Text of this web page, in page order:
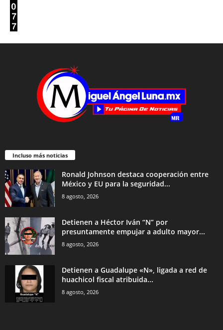
Incluso más noticias
Ronald Johnson destaca cooperación entre
México y EU para la seguridad...
8 agosto, 2026
Detienen a Héctor Iván “N” por
presuntamente empujar a adulto mayor...
8 agosto, 2026
Detienen a Guadalupe «N», ligada a red de
huachicol fiscal atribuida...
8 agosto, 2026